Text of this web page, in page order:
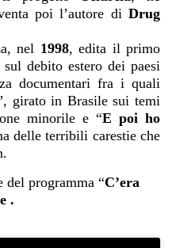
poi l’autore di Drug
nel 1998, edita il primo
debito estero dei paesi
documentari fra i quali
girato in Brasile sui temi
minorile e “E poi ho
delle terribili carestie che
del programma “C’era
.